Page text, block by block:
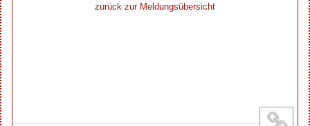
zurück zur Meldungsübersicht